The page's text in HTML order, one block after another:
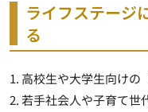
ライフステージ
る
1. 高校生や大学生向けの
2. 若手社会人や子育て世